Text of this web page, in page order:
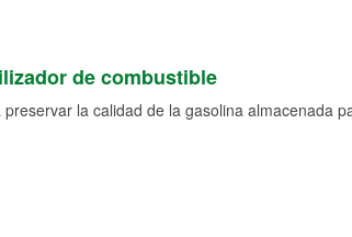
de combustible
preservar la calidad de la gasolina almacenada